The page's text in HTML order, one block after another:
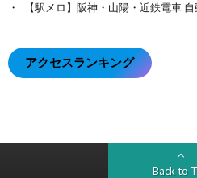
【駅メロ】阪神・山陽・近鉄電車
アクセスランキング
Back to